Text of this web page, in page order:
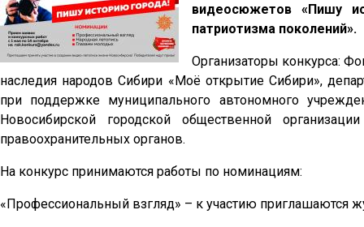
видеосюжетов «Пишу
патриотизма поколений».
Организаторы конкурса:
наследия народов Сибири «Моё открытие Сибири»,
при поддержке муниципального автономного
Новосибирской городской общественной
правоохранительных органов.
На конкурс принимаются работы по номинациям:
«Профессиональный взгляд» – к участию приглашаются